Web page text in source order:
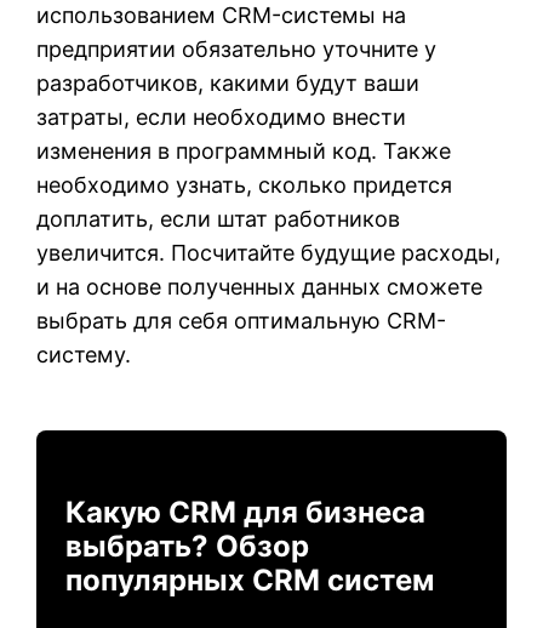
использованием CRM-системы на
предприятии обязательно уточните у
разработчиков, какими будут ваши
затраты, если необходимо внести
изменения в программный код. Также
необходимо узнать, сколько придется
доплатить, если штат работников
увеличится. Посчитайте будущие расходы,
и на основе полученных данных сможете
выбрать для себя оптимальную CRM-
систему.
Какую CRM для бизнеса
выбрать? Обзор
популярных CRM систем